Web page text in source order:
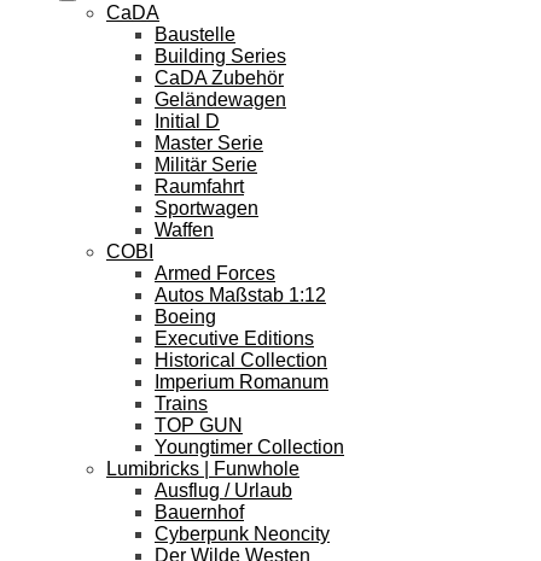
CaDA
Baustelle
Building Series
CaDA Zubehör
Geländewagen
Initial D
Master Serie
Militär Serie
Raumfahrt
Sportwagen
Waffen
COBI
Armed Forces
Autos Maßstab 1:12
Boeing
Executive Editions
Historical Collection
Imperium Romanum
Trains
TOP GUN
Youngtimer Collection
Lumibricks | Funwhole
Ausflug / Urlaub
Bauernhof
Cyberpunk Neoncity
Der Wilde Westen